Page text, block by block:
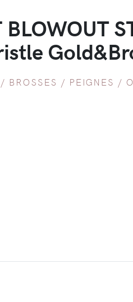
BLOWOUT
BROSSES / PEIGNES /